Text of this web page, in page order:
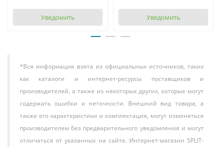
Уведомить Уведомить
*Вся информация взята из официальных источников, таких
как каталоги и интернет-ресурсы поставщиков и
производителей, а также из некоторых других, которые могут
содержать ошибки и неточности. Внешний вид товара, а
также его характеристики и комплектация, могут изменяться
производителем без предварительного уведомления и могут
отличаться от указанных на сайте. Интернет-магазин SPLIT-